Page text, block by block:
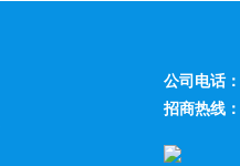
公司电话：
招商热线：